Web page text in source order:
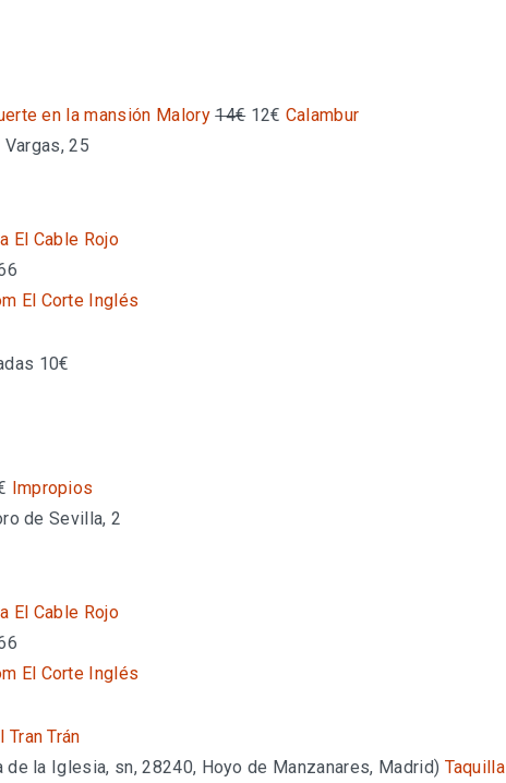
en la mansión Malory 14€12€ Calambur
25
El Cable Rojo
El Corte Inglés
10€
Impropios
de Sevilla, 2
El Cable Rojo
El Corte Inglés
Tran Trán
la Iglesia, sn, 28240, Hoyo de Manzanares, Madrid) Taquilla